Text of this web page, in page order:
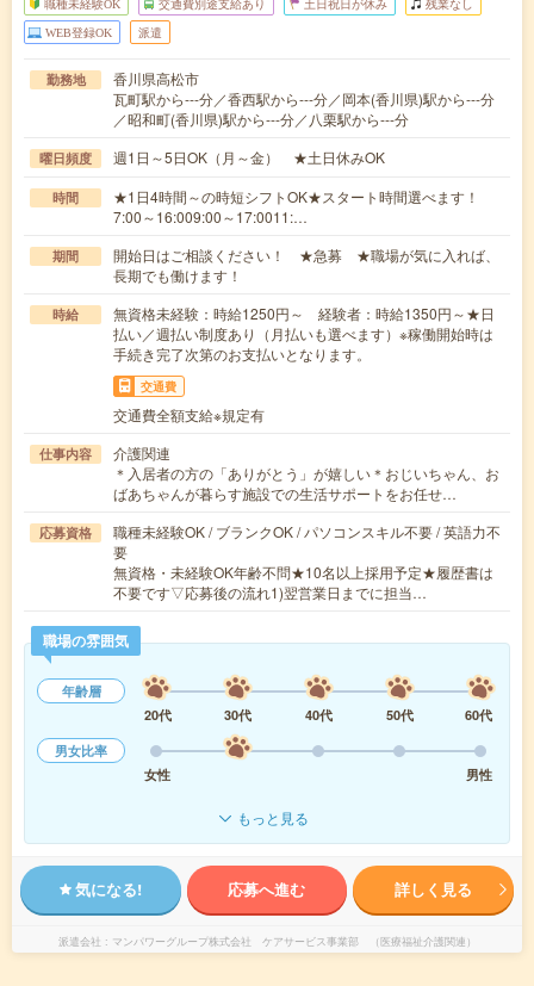
職種未経験OK 交通費別途支給あり 土日祝日が休み 残業なし
WEB登録OK 派遣
勤務地
香川県高松市
瓦町駅から---分／香西駅から---分／岡本(香川県)駅から---分
／昭和町(香川県)駅から---分／八栗駅から---分
曜日頻度 週1日～5日OK（月～金） ★土日休みOK
時間
★1日4時間～の時短シフトOK★スタート時間選べます！
7:00～16:009:00～17:0011:…
期間
開始日はご相談ください！ ★急募 ★職場が気に入れば、
長期でも働けます！
時給
無資格未経験：時給1250円～ 経験者：時給1350円～★日
払い／週払い制度あり（月払いも選べます）※稼働開始時は
手続き完了次第のお支払いとなります。
交通費
交通費全額支給※規定有
仕事内容
介護関連
＊入居者の方の「ありがとう」が嬉しい＊おじいちゃん、お
ばあちゃんが暮らす施設での生活サポートをお任せ…
応募資格
職種未経験OK / ブランクOK / パソコンスキル不要 / 英語力不
要
無資格・未経験OK年齢不問★10名以上採用予定★履歴書は
不要です▽応募後の流れ1)翌営業日までに担当…
職場の雰囲気
年齢層
20代
30代 40代 50代
60代
男女比率
女性
男性
もっと見る
気になる! 応募へ進む 詳しく見る
派遣会社 マンパワーグループ株式会社 ケアサービス事業部 （医療福祉介護関連）